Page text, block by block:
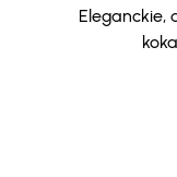
Eleganckie,